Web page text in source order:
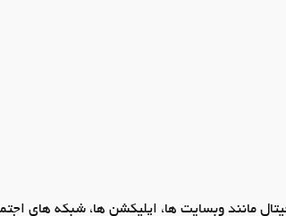
مانند وب­سایت ­ها، اپلیکشن ­ها، شبکه ­های